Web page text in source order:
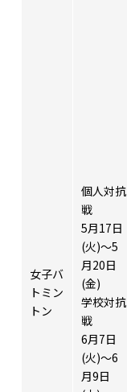
女子バ
トミン
トン
個人対抗
戦
5月17日
(火)～5
月20日
(金)
学校対抗
戦
6月7日
(火)～6
月9日